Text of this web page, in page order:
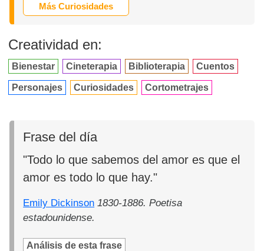
Más Curiosidades
Creatividad en:
Bienestar Cineterapia Biblioterapia Cuentos
Personajes Curiosidades Cortometrajes
Frase del día
"Todo lo que sabemos del amor es que el
amor es todo lo que hay."
Emily Dickinson 1830-1886. Poetisa
estadounidense.
Análisis de esta frase